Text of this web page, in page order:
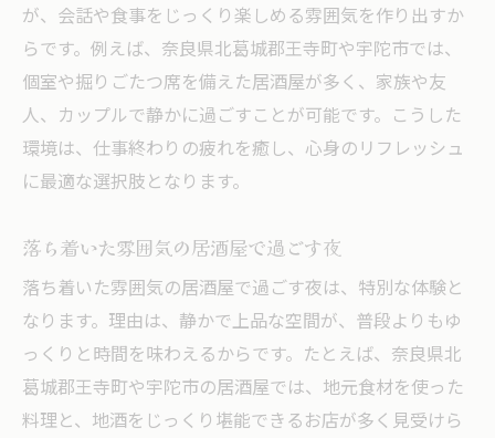
が、会話や食事をじっくり楽しめる雰囲気を作り出すか
らです。例えば、奈良県北葛城郡王寺町や宇陀市では、
個室や掘りごたつ席を備えた居酒屋が多く、家族や友
人、カップルで静かに過ごすことが可能です。こうした
環境は、仕事終わりの疲れを癒し、心身のリフレッシュ
に最適な選択肢となります。
落ち着いた雰囲気の居酒屋で過ごす夜
落ち着いた雰囲気の居酒屋で過ごす夜は、特別な体験と
なります。理由は、静かで上品な空間が、普段よりもゆ
っくりと時間を味わえるからです。たとえば、奈良県北
葛城郡王寺町や宇陀市の居酒屋では、地元食材を使った
料理と、地酒をじっくり堪能できるお店が多く見受けら